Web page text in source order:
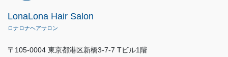
LonaLona Hair Salon
ロナロナヘアサロン
〒105-0004 東京都港区新橋3-7-7 Tビル1階